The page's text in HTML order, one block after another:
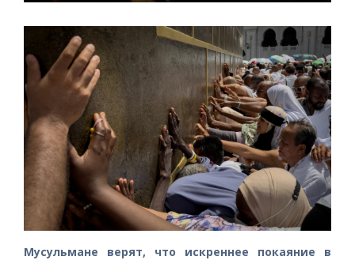
Мусульмане верят, что искреннее покаяние в